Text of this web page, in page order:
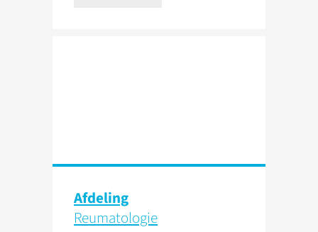
Afdeling
Reumatologie